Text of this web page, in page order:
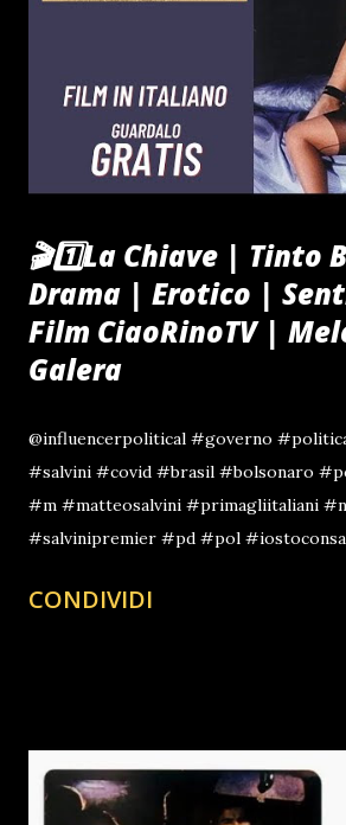
#milano #es #sicurezza #lavoroduro
CiaoRino 🇮🇹🔔LETTERA DEL
GIOVANI TIKTOKERS ITALIANI,
DOMANI condividi se ti piace
@ciaorinoclub ♬ suono originale -
ANCHE GUARDA ANCHE 🔔🇮🇹Se
🎬1️⃣La Chiave | Tinto
Drama | Erotico |
Film CiaoRinoTV |
Galera
@influencerpolitical #governo
#salvini #covid #brasil #bolsonaro
#m #matteosalvini #primagliitaliani
#salvinipremier #pd #pol
#governoitaliano #stelle
#vereador #destra #dalleparoleaifatti
#immigrazione #libert #lombardia
CONDIVIDI